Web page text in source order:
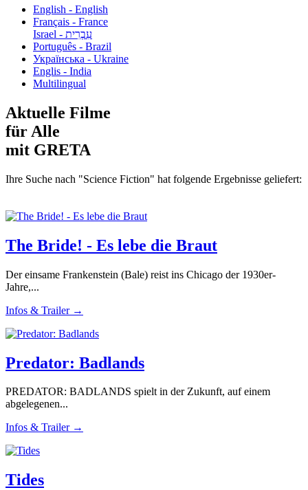
English - English
Français - France
עִבְרִית - Israel
Português - Brazil
Українська - Ukraine
Englis - India
Multilingual
Aktuelle Filme
für Alle
mit GRETA
Ihre Suche nach "Science Fiction" hat folgende Ergebnisse geliefert:
The Bride! - Es lebe die Braut
Der einsame Frankenstein (Bale) reist ins Chicago der 1930er-
Jahre,...
Infos & Trailer →
Predator: Badlands
PREDATOR: BADLANDS spielt in der Zukunft, auf einem
abgelegenen...
Infos & Trailer →
Tides